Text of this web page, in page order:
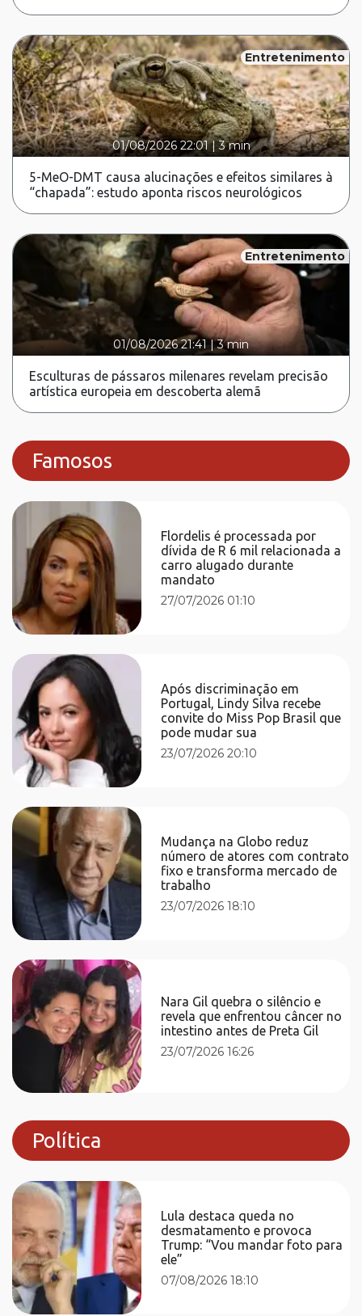
Entretenimento
01/08/2026 22:01|3 min
5-MeO-DMT causa alucinações e efeitos similares à
“chapada”: estudo aponta riscos neurológicos
Entretenimento
01/08/2026 21:41 |3 min
Esculturas de pássaros milenares revelam precisão
artística europeia em descoberta alemã
Famosos
Flordelis é processada por
dívida de R 6 mil relacionada a
carro alugado durante
mandato
27/07/2026 01:10
Após discriminação em
Portugal, Lindy Silva recebe
convite do Miss Pop Brasil que
pode mudar sua
23/07/2026 20:10
Mudança na Globo reduz
número de atores com contrato
fixo e transforma mercado de
trabalho
23/07/2026 18:10
Nara Gil quebra o silêncio e
revela que enfrentou câncer no
intestino antes de Preta Gil
23/07/2026 16:26
Política
Lula destaca queda no
desmatamento e provoca
Trump: “Vou mandar foto para
ele”
07/08/2026 18:10